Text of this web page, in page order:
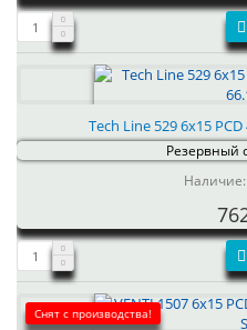
Tech Line 529 6x15 PCD
Резервный
Наличие:
Снят с производства!